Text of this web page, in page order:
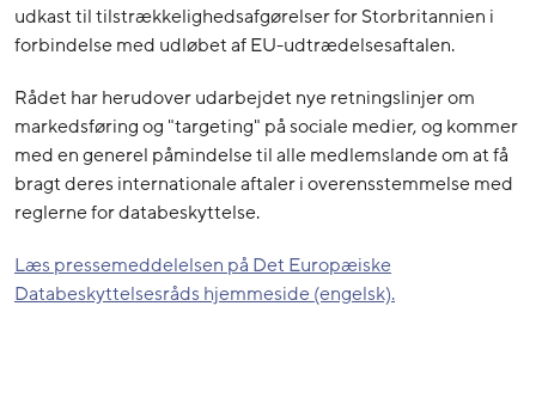
udkast til tilstrækkelighedsafgørelser for Storbritannien i
forbindelse med udløbet af EU-udtrædelsesaftalen.
Rådet har herudover udarbejdet nye retningslinjer om
markedsføring og "targeting" på sociale medier, og kommer
med en generel påmindelse til alle medlemslande om at få
bragt deres internationale aftaler i overensstemmelse med
reglerne for databeskyttelse.
Læs pressemeddelelsen på Det Europæiske
Databeskyttelsesråds hjemmeside (engelsk).